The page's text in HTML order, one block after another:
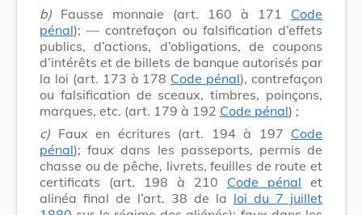
b) Fausse monnaie (art. 160 à 171 Code
pénal); — contrefaçon ou falsification d’effets
publics, d’actions, d’obligations, de coupons
d’intérêts et de billets de banque autorisés par
la loi (art. 173 à 178 Code pénal), contrefaçon
ou falsification de sceaux, timbres, poinçons,
marques, etc. (art. 179 à 192 Code pénal) ;
c) Faux en écritures (art. 194 à 197 Code
pénal); faux dans les passeports, permis de
chasse ou de pêche, livrets, feuilles de route et
certificats (art. 198 à 210 Code pénal et
alinéa final de l’art. 38 de la loi du 7 juillet